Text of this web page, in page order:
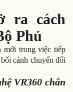
ra cách
Phủ
mới trong việc tiếp
cảnh chuyển đổi
VR360 chân